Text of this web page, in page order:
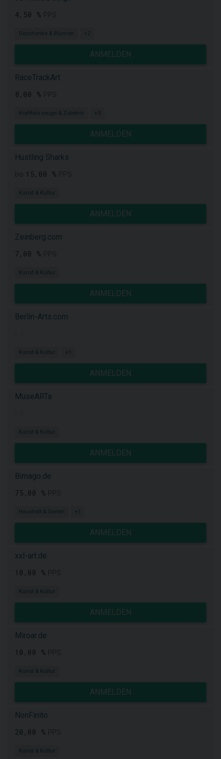
4,50 %
Geschenke & Blumen +2
ANMELDEN
RaceTrackArt
8,00 %
Kraftfahrzeuge & Zubehör +3
ANMELDEN
Hustling Sharks
15,00 %
Kunst & Kultur
ANMELDEN
Zeinberg.com
7,00 %
Kunst & Kultur
ANMELDEN
Berlin-Arts.com
Kunst & Kultur +1
ANMELDEN
MuseARTa
Kunst & Kultur
ANMELDEN
Bimago.de
75,00 %
Haushalt & Garten +1
ANMELDEN
xxl-art.de
10,00 %
Kunst & Kultur
ANMELDEN
Miroar.de
10,00 %
Kunst & Kultur
ANMELDEN
NonFinito
20,00 %
Kunst & Kultur